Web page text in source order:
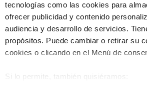
tecnologías como las cookies para
ofrecer publicidad y contenido
audiencia y desarrollo de servicios.
propósitos. Puede cambiar o retirar su
cookies o clicando en el Menú de
Si lo permite, también quisiéramos: